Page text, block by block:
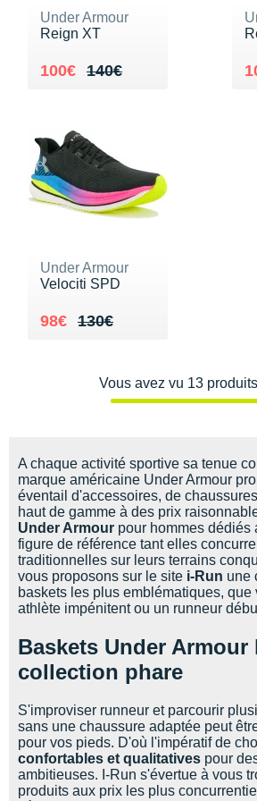
Under Armour
Reign XT
140€
Au lieu de 140€
100€
Vendu 100€
Under Armour
Velociti SPD
130€
Au lieu de 130€
98€
Vendu 98€
Vous avez vu 13
A chaque activité sportive sa tenue
marque américaine Under Armour
éventail d'accessoires, de
haut de gamme à des prix
Under Armour pour hommes dédiés
figure de référence tant elles
traditionnelles sur leurs terrains
vous proposons sur le site i-Run une
baskets les plus emblématiques, que
athlète impénitent ou un runneur
Baskets Under Armour
collection phare
S'improviser runneur et parcourir
sans une chaussure adaptée peut
pour vos pieds. D'où l'impératif de
confortables et qualitatives pour
ambitieuses. I-Run s'évertue à vous
produits aux prix les plus
Reebok
Salomon
Saxx
Scarpa
Shokz
The North Face
Thuasne
Under Armour
Withings
X-Socks
+ Voir toutes les marques